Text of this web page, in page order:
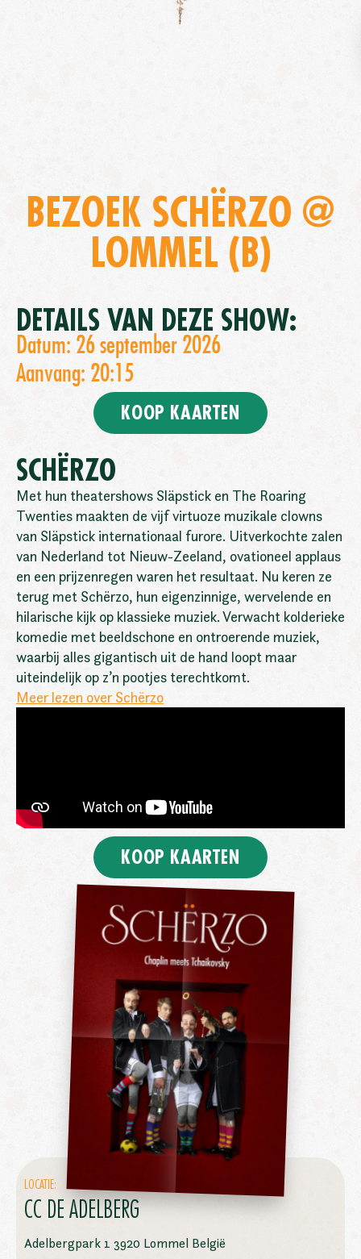
BEZOEK SCHËRZO @
LOMMEL (B)
DETAILS VAN DEZE SHOW:
Datum: 26 september 2026
Aanvang: 20:15
KOOP KAARTEN
SCHËRZO
Met hun theatershows Släpstick en The Roaring
Twenties maakten de vijf virtuoze muzikale clowns
van Släpstick internationaal furore. Uitverkochte zalen
van Nederland tot Nieuw-Zeeland, ovationeel applaus
en een prijzenregen waren het resultaat. Nu keren ze
terug met Schërzo, hun eigenzinnige, wervelende en
hilarische kijk op klassieke muziek. Verwacht kolderieke
komedie met beeldschone en ontroerende muziek,
waarbij alles gigantisch uit de hand loopt maar
uiteindelijk op z’n pootjes terechtkomt.
Meer lezen over Schërzo
KOOP KAARTEN
LOCATIE:
CC DE ADELBERG
Adelbergpark 1 3920 Lommel België